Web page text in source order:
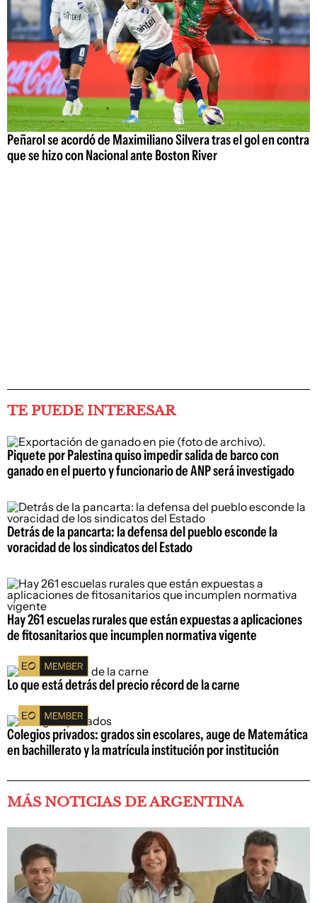
Peñarol se acordó de Maximiliano Silvera tras el gol en contra
que se hizo con Nacional ante Boston River
TE PUEDE INTERESAR
Piquete por Palestina quiso impedir salida de barco con
ganado en el puerto y funcionario de ANP será investigado
Detrás de la pancarta: la defensa del pueblo esconde la
voracidad de los sindicatos del Estado
Hay 261 escuelas rurales que están expuestas a aplicaciones
de fitosanitarios que incumplen normativa vigente
Lo que está detrás del precio récord de la carne
Colegios privados: grados sin escolares, auge de Matemática
en bachillerato y la matrícula institución por institución
MÁS NOTICIAS DE ARGENTINA